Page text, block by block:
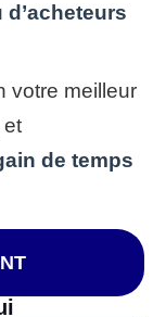
d’acheteurs
votre meilleur
et
de temps